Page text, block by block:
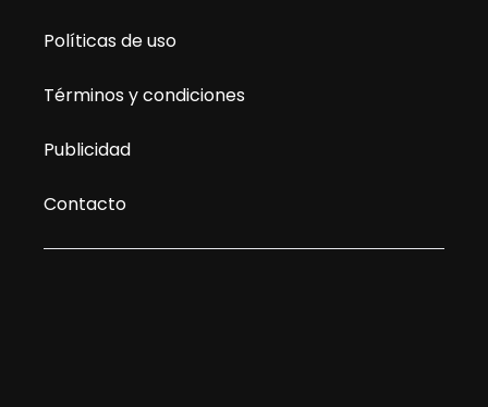
Políticas de uso
Términos y condiciones
Publicidad
Contacto